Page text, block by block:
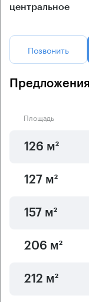
центральное
Позвонить
Площадь
126 м²
127 м²
157 м²
206 м²
212 м²